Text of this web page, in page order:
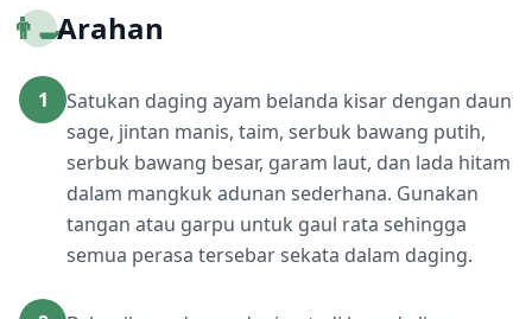
👨‍🍳Arahan
1
Satukan daging ayam belanda kisar dengan daun
sage, jintan manis, taim, serbuk bawang putih,
serbuk bawang besar, garam laut, dan lada hitam
dalam mangkuk adunan sederhana. Gunakan
tangan atau garpu untuk gaul rata sehingga
semua perasa tersebar sekata dalam daging.